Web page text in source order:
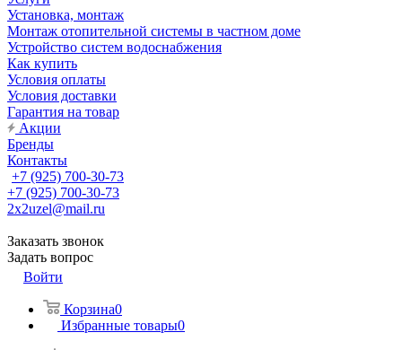
Установка, монтаж
Монтаж отопительной системы в частном доме
Устройство систем водоснабжения
Как купить
Условия оплаты
Условия доставки
Гарантия на товар
Акции
Бренды
Контакты
+7 (925) 700-30-73
+7 (925) 700-30-73
2x2uzel@mail.ru
Заказать звонок
Задать вопрос
Войти
Корзина0
Избранные товары0